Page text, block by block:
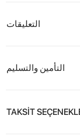
التعليقات
التأمين والتسليم
TAKSİT